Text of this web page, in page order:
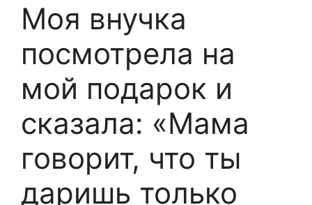
Моя внучка
посмотрела на
мой подарок и
сказала: «Мама
говорит, что ты
даришь только